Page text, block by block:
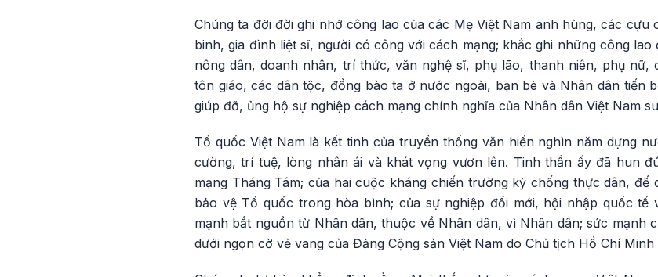
Chúng ta đời đời ghi nhớ công lao của các Mẹ Việt Nam anh hùng, các cựu
binh, gia đình liệt sĩ, người có công với cách mạng; khắc ghi những công
nông dân, doanh nhân, trí thức, văn nghệ sĩ, phụ lão, thanh niên, phụ nữ,
tôn giáo, các dân tộc, đồng bào ta ở nước ngoài, bạn bè và Nhân dân tiến
giúp đỡ, ủng hộ sự nghiệp cách mạng chính nghĩa của Nhân dân Việt Nam
Tổ quốc Việt Nam là kết tinh của truyền thống văn hiến nghìn năm dựng
cường, trí tuệ, lòng nhân ái và khát vọng vươn lên. Tinh thần ấy đã hun
mạng Tháng Tám; của hai cuộc kháng chiến trường kỳ chống thực dân,
bảo vệ Tổ quốc trong hòa bình; của sự nghiệp đổi mới, hội nhập quốc
mạnh bắt nguồn từ Nhân dân, thuộc về Nhân dân, vì Nhân dân; sức mạnh
dưới ngọn cờ vẻ vang của Đảng Cộng sản Việt Nam do Chủ tịch Hồ Chí